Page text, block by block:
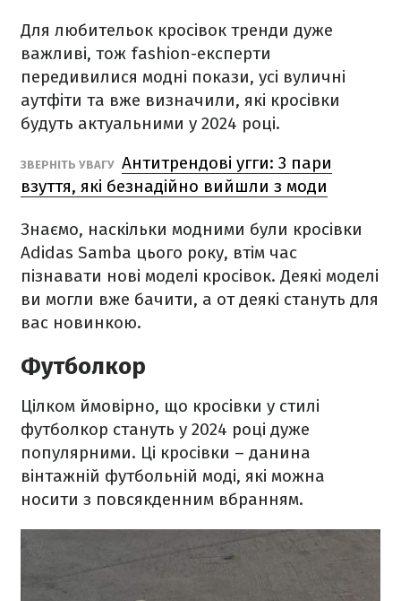
Для любительок кросівок тренди дуже
важливі, тож fashion-експерти
передивилися модні покази, усі вуличні
аутфіти та вже визначили, які кросівки
будуть актуальними у 2024 році.
ЗВЕРНІТЬ УВАГУ Антитрендові угги: 3 пари
взуття, які безнадійно вийшли з моди
Знаємо, наскільки модними були кросівки
Adidas Samba цього року, втім час
пізнавати нові моделі кросівок. Деякі моделі
ви могли вже бачити, а от деякі стануть для
вас новинкою.
Футболкор
Цілком ймовірно, що кросівки у стилі
футболкор стануть у 2024 році дуже
популярними. Ці кросівки – данина
вінтажній футбольній моді, які можна
носити з повсякденним вбранням.